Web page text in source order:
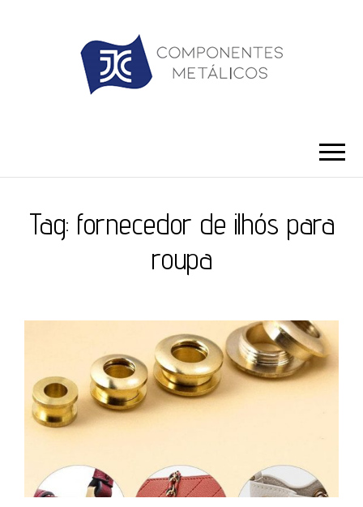
Tag: fornecedor de ilhós para
roupa